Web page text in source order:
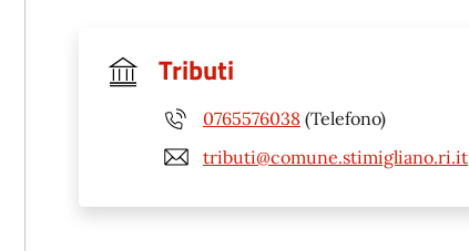
Tributi
0765576038 (Telefono)
tributi@comune.stimigliano.ri.it